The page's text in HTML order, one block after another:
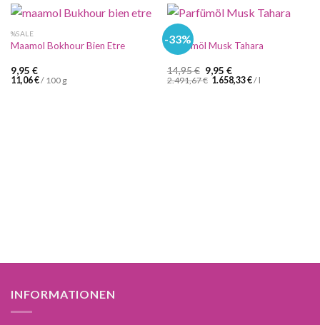
%SALE
Maamol Bokhour Bien Etre
9,95 €
11,06€/ 100 g
-33%
Parfümöl Musk Tahara
14,95€ Ursprünglicher
Preis
9,95 €Aktueller
Preis
ist:
2.491,67€ 1.658,33€/ l
INFORMATIONEN